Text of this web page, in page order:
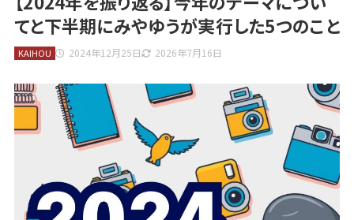
てと下半期にみやゆうが実行した5つのこと
2024年12月25日 2026年7月16日
KAIHOU